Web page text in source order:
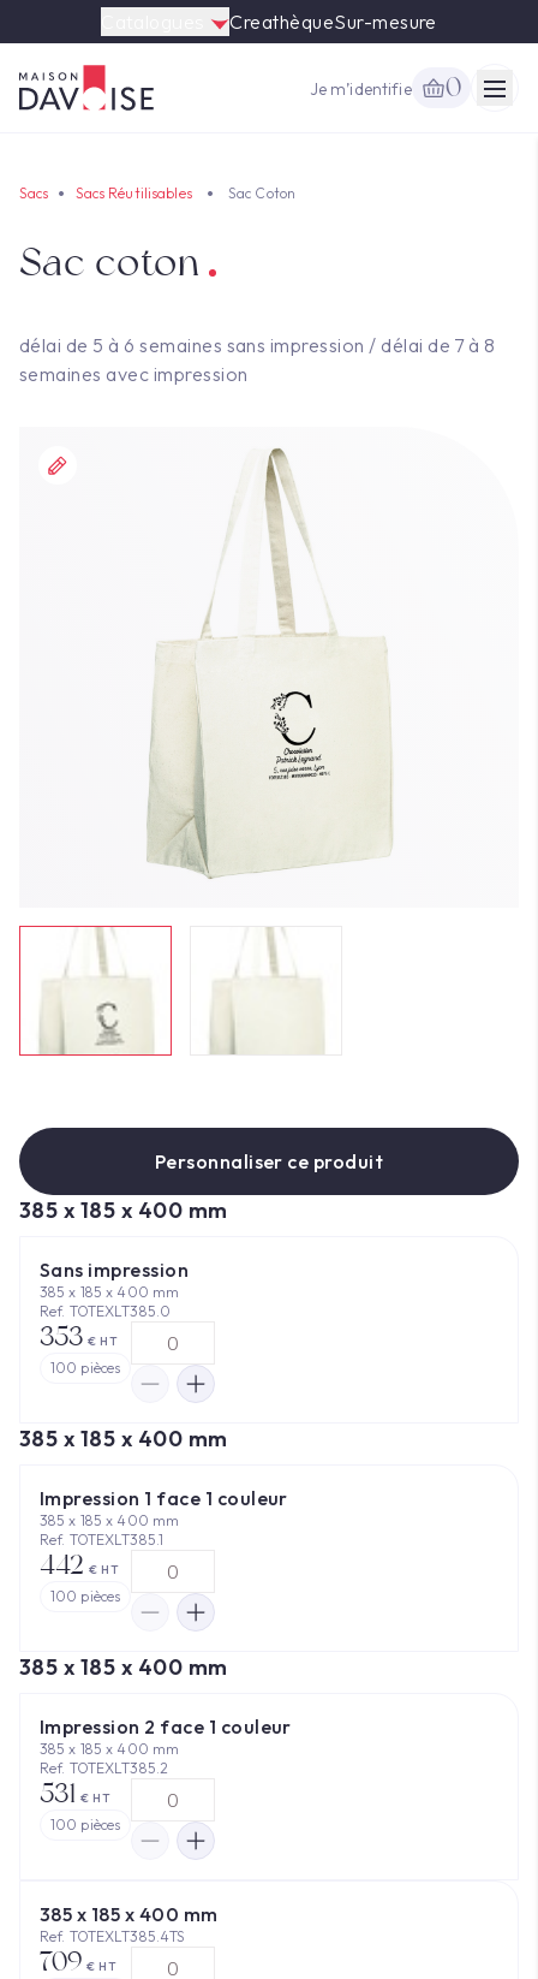
CreathèqueSur-mesure
Je m’identifie 0
Sacs Sacs Réutilisables Sac Coton
Sac coton
délai de 5 à 6 semaines sans impression / délai de 7 à 8
semaines avec impression
Personnaliser ce produit
385 x 185 x 400 mm
Sans impression
385 x 185 x 400 mm
Ref. TOTEXLT385.0
353 € HT
100 pièces
385 x 185 x 400 mm
Impression 1 face 1 couleur
385 x 185 x 400 mm
Ref. TOTEXLT385.1
442 € HT
100 pièces
385 x 185 x 400 mm
Impression 2 face 1 couleur
385 x 185 x 400 mm
Ref. TOTEXLT385.2
531 € HT
100 pièces
385 x 185 x 400 mm
Ref. TOTEXLT385.4TS
709 € HT